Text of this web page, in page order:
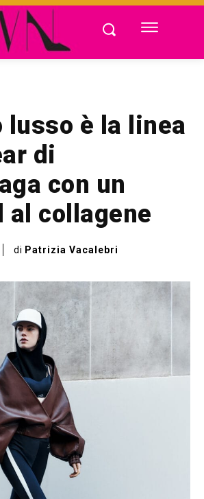
lusso è la linea
di
con un
al collagene
di Patrizia Vacalebri